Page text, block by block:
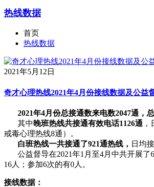
热线数据
首页
热线数据
2021年5月12日
奇才心理热线2021年4月份接线数据及公益
2021年4月份总接通数来电数2047通，总
其中 晚班热线共接通有效电话1126通
戒毒心理热线8通）。
白班热线一共接通了921通热线， 日均
公益督导在2021年1月至4月中共开展了6
16人；参加6次的有0人。
接线数据：